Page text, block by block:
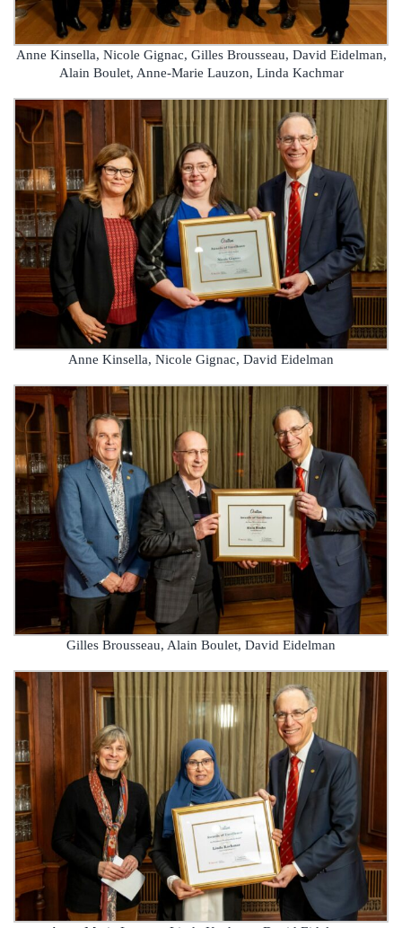
Anne Kinsella, Nicole Gignac, Gilles Brousseau, David Eidelman,
Alain Boulet, Anne-Marie Lauzon, Linda Kachmar
Anne Kinsella, Nicole Gignac, David Eidelman
Gilles Brousseau, Alain Boulet, David Eidelman